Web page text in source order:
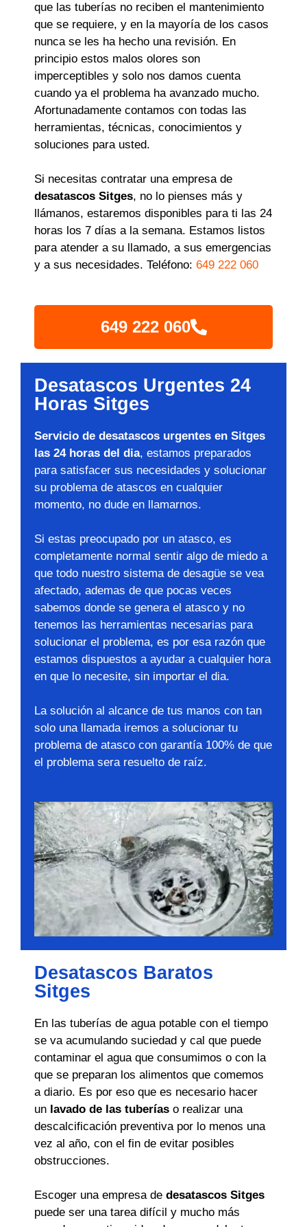
que las tuberías no reciben el mantenimiento
que se requiere, y en la mayoría de los casos
nunca se les ha hecho una revisión. En
principio estos malos olores son
imperceptibles y solo nos damos cuenta
cuando ya el problema ha avanzado mucho.
Afortunadamente contamos con todas las
herramientas, técnicas, conocimientos y
soluciones para usted.
Si necesitas contratar una empresa de
desatascos Sitges, no lo pienses más y
llámanos, estaremos disponibles para ti las 24
horas los 7 días a la semana. Estamos listos
para atender a su llamado, a sus emergencias
y a sus necesidades. Teléfono: 649 222 060
649 222 060
Desatascos Urgentes 24
Horas Sitges
Servicio de desatascos urgentes en Sitges
las 24 horas del dia, estamos preparados
para satisfacer sus necesidades y solucionar
su problema de atascos en cualquier
momento, no dude en llamarnos.
Si estas preocupado por un atasco, es
completamente normal sentir algo de miedo a
que todo nuestro sistema de desagüe se vea
afectado, ademas de que pocas veces
sabemos donde se genera el atasco y no
tenemos las herramientas necesarias para
solucionar el problema, es por esa razón que
estamos dispuestos a ayudar a cualquier hora
en que lo necesite, sin importar el dia.
La solución al alcance de tus manos con tan
solo una llamada iremos a solucionar tu
problema de atasco con garantía 100% de que
el problema sera resuelto de raíz.
Desatascos Baratos
Sitges
En las tuberías de agua potable con el tiempo
se va acumulando suciedad y cal que puede
contaminar el agua que consumimos o con la
que se preparan los alimentos que comemos
a diario. Es por eso que es necesario hacer
un lavado de las tuberías o realizar una
descalcificación preventiva por lo menos una
vez al año, con el fin de evitar posibles
obstrucciones.
Escoger una empresa de desatascos Sitges
puede ser una tarea difícil y mucho más